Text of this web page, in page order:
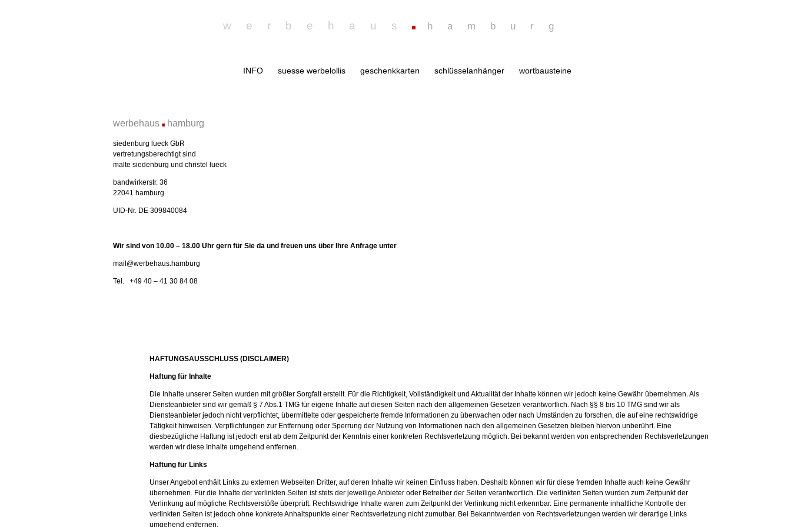
werbehaus hamburg
INFO suesse werbelollis geschenkkarten schlüsselanhänger wortbausteine
werbehaus . hamburg
siedenburg lueck GbR
vertretungsberechtigt sind
malte siedenburg und christel lueck
bandwirkerstr. 36
22041 hamburg
UID-Nr. DE 309840084
Wir sind von 10.00 – 18.00 Uhr gern für Sie da und freuen uns über Ihre Anfrage unter
mail@werbehaus.hamburg
Tel. +49 40 – 41 30 84 08
HAFTUNGSAUSSCHLUSS (DISCLAIMER)
Haftung für Inhalte
Die Inhalte unserer Seiten wurden mit größter Sorgfalt erstellt. Für die Richtigkeit, Vollständigkeit und Aktualität der Inhalte können wir jedoch keine Gewähr übernehmen. Als
Diensteanbieter sind wir gemäß § 7 Abs.1 TMG für eigene Inhalte auf diesen Seiten nach den allgemeinen Gesetzen verantwortlich. Nach §§ 8 bis 10 TMG sind wir als
Diensteanbieter jedoch nicht verpflichtet, übermittelte oder gespeicherte fremde Informationen zu überwachen oder nach Umständen zu forschen, die auf eine rechtswidrige
Tätigkeit hinweisen. Verpflichtungen zur Entfernung oder Sperrung der Nutzung von Informationen nach den allgemeinen Gesetzen bleiben hiervon unberührt. Eine
diesbezügliche Haftung ist jedoch erst ab dem Zeitpunkt der Kenntnis einer konkreten Rechtsverletzung möglich. Bei bekannt werden von entsprechenden Rechtsverletzungen
werden wir diese Inhalte umgehend entfernen.
Haftung für Links
Unser Angebot enthält Links zu externen Webseiten Dritter, auf deren Inhalte wir keinen Einfluss haben. Deshalb können wir für diese fremden Inhalte auch keine Gewähr
übernehmen. Für die Inhalte der verlinkten Seiten ist stets der jeweilige Anbieter oder Betreiber der Seiten verantwortlich. Die verlinkten Seiten wurden zum Zeitpunkt der
Verlinkung auf mögliche Rechtsverstöße überprüft. Rechtswidrige Inhalte waren zum Zeitpunkt der Verlinkung nicht erkennbar. Eine permanente inhaltliche Kontrolle der
verlinkten Seiten ist jedoch ohne konkrete Anhaltspunkte einer Rechtsverletzung nicht zumutbar. Bei Bekanntwerden von Rechtsverletzungen werden wir derartige Links
umgehend entfernen.